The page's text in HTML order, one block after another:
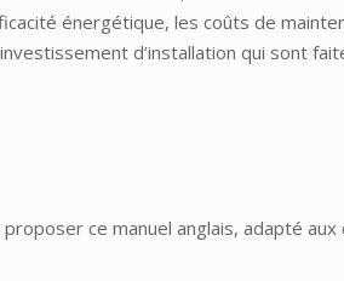
énergétique, les coûts de
d’installation qui sont
ce manuel anglais, adapté